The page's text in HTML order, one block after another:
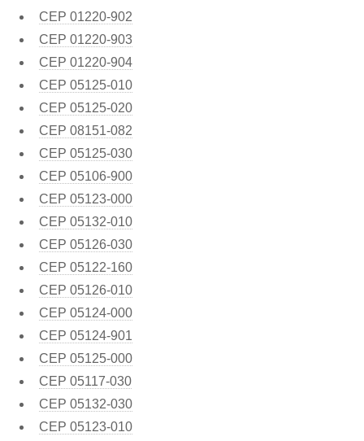
CEP 01220-902
CEP 01220-903
CEP 01220-904
CEP 05125-010
CEP 05125-020
CEP 08151-082
CEP 05125-030
CEP 05106-900
CEP 05123-000
CEP 05132-010
CEP 05126-030
CEP 05122-160
CEP 05126-010
CEP 05124-000
CEP 05124-901
CEP 05125-000
CEP 05117-030
CEP 05132-030
CEP 05123-010